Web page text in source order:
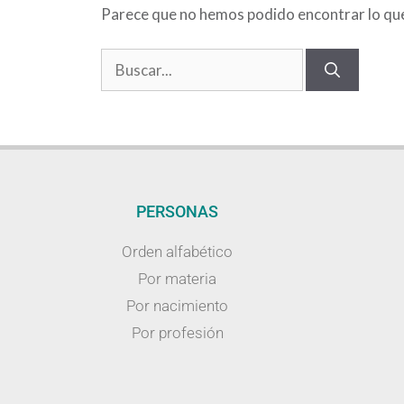
Parece que no hemos podido encontrar lo
PERSONAS
Orden alfabético
Por materia
Por nacimiento
Por profesión